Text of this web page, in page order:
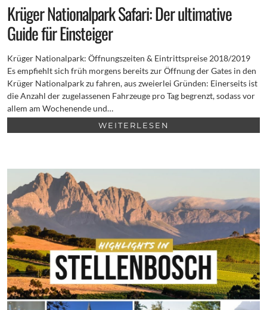
Krüger Nationalpark Safari: Der ultimative
Guide für Einsteiger
Krüger Nationalpark: Öffnungszeiten & Eintrittspreise 2018/2019
Es empfiehlt sich früh morgens bereits zur Öffnung der Gates in den
Krüger Nationalpark zu fahren, aus zweierlei Gründen: Einerseits ist
die Anzahl der zugelassenen Fahrzeuge pro Tag begrenzt, sodass vor
allem am Wochenende und…
WEITERLESEN